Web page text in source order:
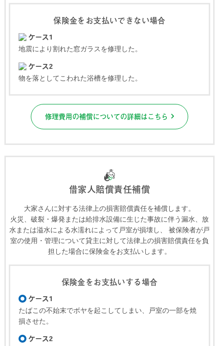
保険金をお支払いできない場合
ケース1
地震により割れた窓ガラスを修理した。
ケース2
物を落としてこわれた浴槽を修理した。
修理費用の補償についての詳細はこちら
借家人賠償責任補償
大家さんに対する法律上の損害賠償責任を補償します。
火災、破裂・爆発または給排水設備に生じた事故に伴う漏水、放
水または溢水による水濡れによって戸室が損壊し、
被保険者が戸
室の使用・管理について貸主に対して法律上の損害賠償責任を負
担した場合に保険金をお支払いします。
保険金をお支払いする場合
ケース1
たばこの不始末でボヤを起こしてしまい、戸室の一部を焼
損させた。
ケース2